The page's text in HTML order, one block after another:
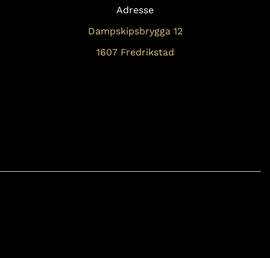
Adresse
Dampskipsbrygga 12
1607 Fredrikstad